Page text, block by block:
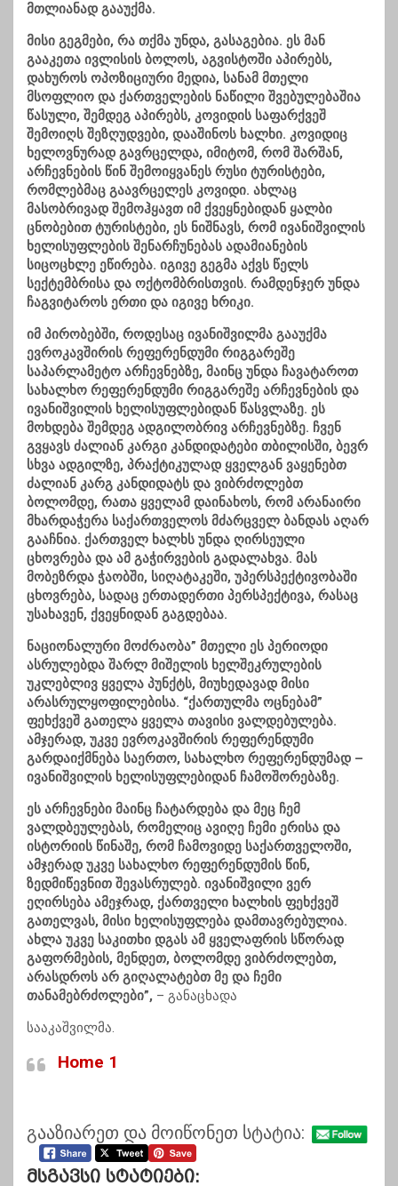
მთლიანად გააუქმა.
მისი გეგმები, რა თქმა უნდა, გასაგებია. ეს მან
გააკეთა ივლისის ბოლოს, აგვისტოში აპირებს,
დახუროს ოპოზიციური მედია, სანამ მთელი
მსოფლიო და ქართველების ნაწილი შვებულებაშია
წასული, შემდეგ აპირებს, კოვიდის საფარქვეშ
შემოიღს შეზღუდვები, დააშინოს ხალხი. კოვიდიც
ხელოვნურად გავრცელდა, იმიტომ, რომ შარშან,
არჩევნების წინ შემოიყვანეს რუსი ტურისტები,
რომლებმაც გაავრცელეს კოვიდი. ახლაც
მასობრივად შემოჰყავთ იმ ქვეყნებიდან ყალბი
ცნობებით ტურისტები, ეს ნიშნავს, რომ ივანიშვილის
ხელისუფლების შენარჩუნებას ადამიანების
სიცოცხლე ეწირება. იგივე გეგმა აქვს წელს
სექტემბრისა და ოქტომბრისთვის. რამდენჯერ უნდა
ჩაგვიტაროს ერთი და იგივე ხრიკი.
იმ პირობებში, როდესაც ივანიშვილმა გააუქმა
ევროკავშირის რეფერენდუმი რიგგარეშე
საპარლამეტო არჩევნებზე, მაინც უნდა ჩავატაროთ
სახალხო რეფერენდუმი რიგგარეშე არჩევნების და
ივანიშვილის ხელისუფლებიდან წასვლაზე. ეს
მოხდება შემდეგ ადგილობრივ არჩევნებზე. ჩვენ
გვყავს ძალიან კარგი კანდიდატები თბილისში, ბევრ
სხვა ადგილზე, პრაქტიკულად ყველგან ვაყენებთ
ძალიან კარგ კანდიდატს და ვიბრძოლებთ
ბოლომდე, რათა ყველამ დაინახოს, რომ არანაირი
მხარდაჭერა საქართველოს მძარცველ ბანდას აღარ
გააჩნია. ქართველ ხალხს უნდა ღირსეული
ცხოვრება და ამ გაჭირვების გადალახვა. მას
მობეზრდა ჭაობში, სიღატაკეში, უპერსპექტივობაში
ცხოვრება, სადაც ერთადერთი პერსპექტივა, რასაც
უსახავენ, ქვეყნიდან გაგდებაა.
ნაციონალური მოძრაობა” მთელი ეს პერიოდი
ასრულებდა შარლ მიშელის ხელშეკრულების
უკლებლივ ყველა პუნქტს, მიუხედავად მისი
არასრულყოფილებისა. “ქართულმა ოცნებამ”
ფეხქვეშ გათელა ყველა თავისი ვალდებულება.
ამჯერად, უკვე ევროკავშირის რეფერენდუმი
გარდაიქმნება საერთო, სახალხო რეფერენდუმად –
ივანიშვილის ხელისუფლებიდან ჩამოშორებაზე.
ეს არჩევნები მაინც ჩატარდება და მეც ჩემ
ვალდბეულებას, რომელიც ავიღე ჩემი ერისა და
ისტორიის წინაშე, რომ ჩამოვიდე საქართველოში,
ამჯერად უკვე სახალხო რეფერენდუმის წინ,
ზედმიწევნით შევასრულებ. ივანიშვილი ვერ
ეღირსება ამეჯრად, ქართველი ხალხის ფეხქვეშ
გათელვას, მისი ხელისუფლება დამთავრებულია.
ახლა უკვე საკითხი დგას ამ ყველაფრის სწორად
გაფორმების, მენდეთ, ბოლომდე ვიბრძოლებთ,
არასდროს არ გიღალატებთ მე და ჩემი
თანამებრძოლები”, – განაცხადა
სააკაშვილმა.
Home 1
გააზიარეთ და მოიწონეთ სტატია:
Მსგავსი Სტატიები: